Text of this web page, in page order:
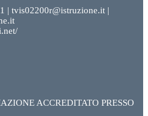
| tvis02200r@istruzione.it |
ACCREDITATO PRESSO